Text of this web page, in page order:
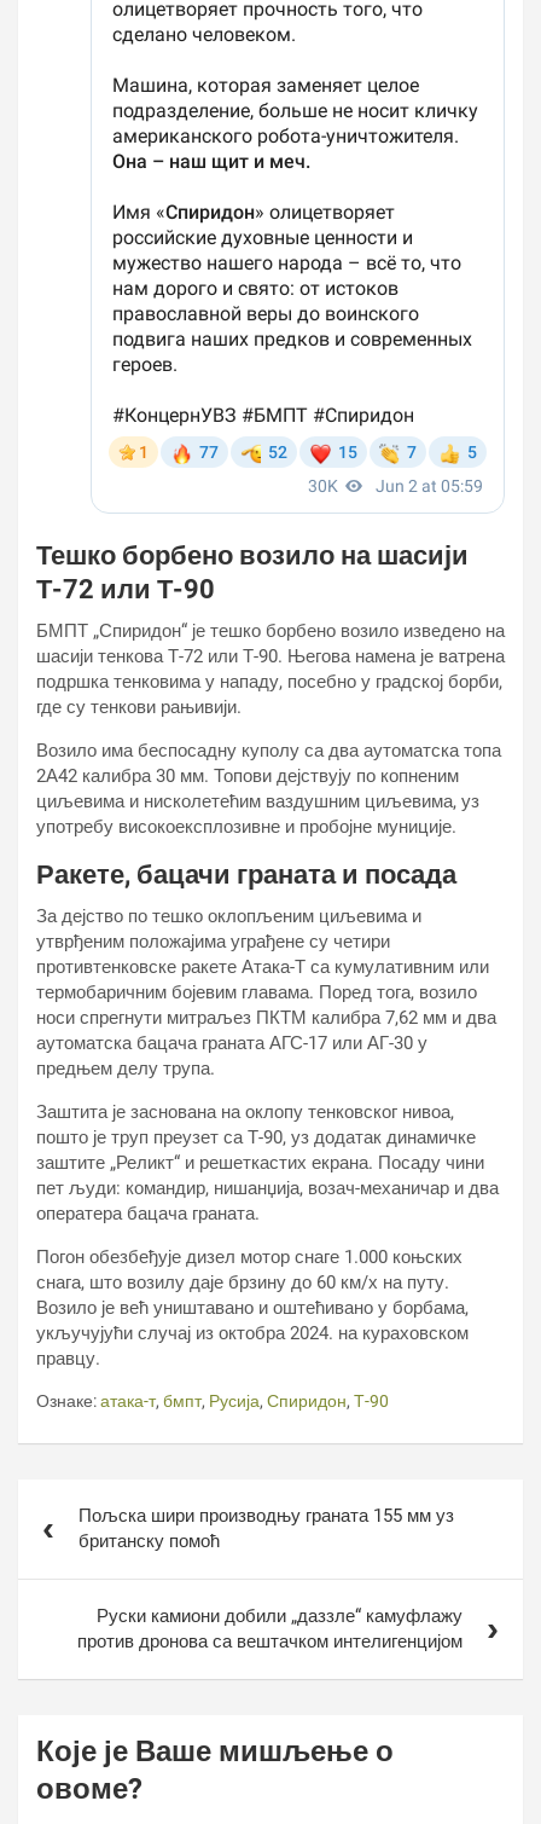
Тешко борбено возило на шасији
Т-72 или Т-90
БМПТ „Спиридон“ је тешко борбено возило изведено на
шасији тенкова Т-72 или Т-90. Његова намена је ватрена
подршка тенковима у нападу, посебно у градској борби,
где су тенкови рањивији.
Возило има беспосадну куполу са два аутоматска топа
2А42 калибра 30 мм. Топови дејствују по копненим
циљевима и нисколетећим ваздушним циљевима, уз
употребу високоексплозивне и пробојне муниције.
Ракете, бацачи граната и посада
За дејство по тешко оклопљеним циљевима и
утврђеним положајима уграђене су четири
противтенковске ракете Атака-Т са кумулативним или
термобаричним бојевим главама. Поред тога, возило
носи спрегнути митраљез ПКТМ калибра 7,62 мм и два
аутоматска бацача граната АГС-17 или АГ-30 у
предњем делу трупа.
Заштита је заснована на оклопу тенковског нивоа,
пошто је труп преузет са Т-90, уз додатак динамичке
заштите „Реликт“ и решеткастих екрана. Посаду чини
пет људи: командир, нишанџија, возач-механичар и два
оператера бацача граната.
Погон обезбеђује дизел мотор снаге 1.000 коњских
снага, што возилу даје брзину до 60 км/х на путу.
Возило је већ уништавано и оштећивано у борбама,
укључујући случај из октобра 2024. на кураховском
правцу.
Ознаке:атака-т, бмпт, Русија, Спиридон, Т-90
чланкаПољска шири производњу граната 155 мм уз
британску помоћ
Руски камиони добили „даззле“ камуфлажу
против дронова са вештачком интелигенцијом
Које је Ваше мишљење о
овоме?